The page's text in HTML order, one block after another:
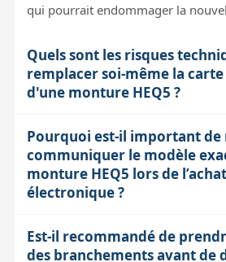
qui pourrait endommager la
Quels sont les risques
remplacer soi-même la
d'une monture HEQ5 ?
Le remplacement de la carte
manipuler des composants
délicates. Un mauvais
manipulation incorrecte peut
irrémédiablement la carte ou
monture. Sans notice ni schéma, le
Pourquoi est-il important de
communiquer le modèle
monture HEQ5 lors de
électronique ?
Les cartes électroniques
Est-il recommandé de
des branchements avant de